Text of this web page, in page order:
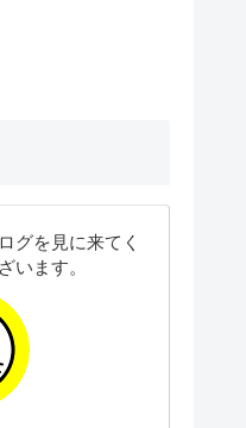
グを見に来てく
います。